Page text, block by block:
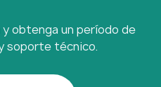
obtenga un período de
soporte técnico.